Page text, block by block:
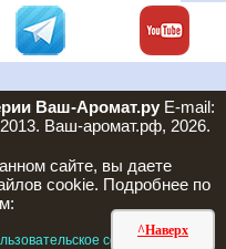
^Наверх
Ваш-Аромат.ру E-mail:
Ваш-аромат.рф, 2026.
сайте, вы даете
cookie. Подробнее по
соглашение|